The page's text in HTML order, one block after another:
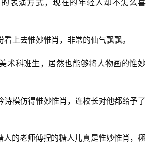
表演方式，现在的年轻人却不怎么喜
看上去惟妙惟肖，非常的仙气飘飘。
术科班生，居然也能够将人物画的惟妙
诗模仿得惟妙惟肖，连校长对他都给予了
人的老师傅捏的糖人儿真是惟妙惟肖，栩